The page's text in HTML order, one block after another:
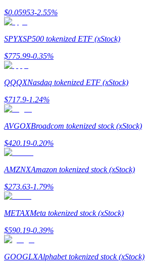
استراتيجيات التداول
تعلم كيفية البقاء مربحة
يكسب
خنزير الطاقة
$0.05953-2.55%
SPYXSP500 tokenized ETF (xStock)
$775.99-0.35%
QQQXNasdaq tokenized ETF (xStock)
$717.9-1.24%
AVGOXBroadcom tokenized stock (xStock)
$420.19-0.20%
AMZNXAmazon tokenized stock (xStock)
$273.63-1.79%
METAXMeta tokenized stock (xStock)
$590.19-0.39%
GOOGLXAlphabet tokenized stock (xStock)